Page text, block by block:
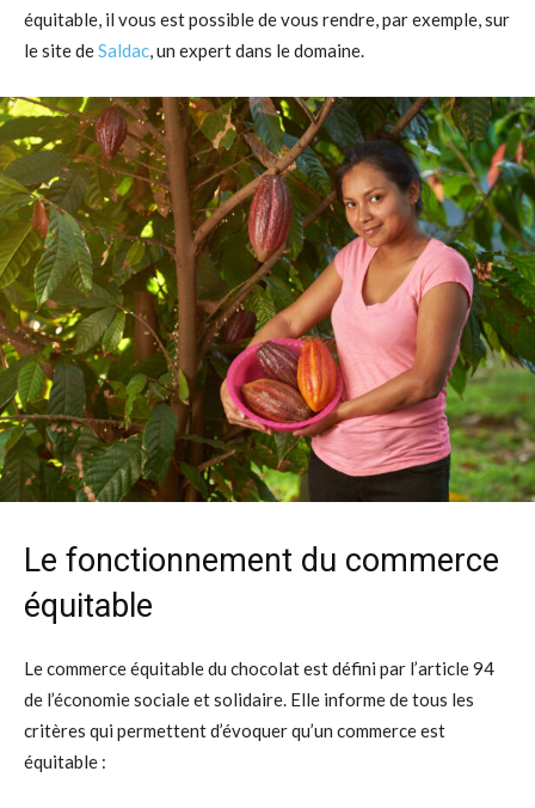
équitable, il vous est possible de vous rendre, par exemple, sur
le site deSaldac, un expert dans le domaine.
Le fonctionnement du commerce
équitable
Le commerce équitable du chocolat est défini par l’article 94
de l’économie sociale et solidaire. Elle informe de tous les
critères qui permettent d’évoquer qu’un commerce est
équitable :